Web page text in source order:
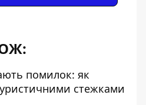
помилок: як
стежками